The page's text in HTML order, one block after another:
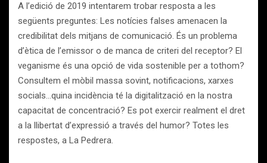
A l’edició de 2019 intentarem trobar resposta a les
següents preguntes: Les notícies falses amenacen la
credibilitat dels mitjans de comunicació. És un problema
d’ètica de l’emissor o de manca de criteri del receptor? El
veganisme és una opció de vida sostenible per a tothom?
Consultem el mòbil massa sovint, notificacions, xarxes
socials…quina incidència té la digitalització en la nostra
capacitat de concentració? Es pot exercir realment el dret
a la llibertat d’expressió a través del humor? Totes les
respostes, a La Pedrera.